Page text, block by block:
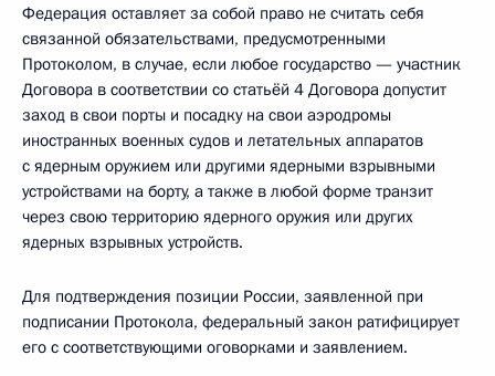
Федерация оставляет за собой право не считать себя
связанной обязательствами, предусмотренными
Протоколом, в случае, если любое государство — участник
Договора в соответствии со статьёй 4 Договора допустит
заход в свои порты и посадку на свои аэродромы
иностранных военных судов и летательных аппаратов
с ядерным оружием или другими ядерными взрывными
устройствами на борту, а также в любой форме транзит
через свою территорию ядерного оружия или других
ядерных взрывных устройств.
Для подтверждения позиции России, заявленной при
подписании Протокола, федеральный закон ратифицирует
его с соответствующими оговорками и заявлением.